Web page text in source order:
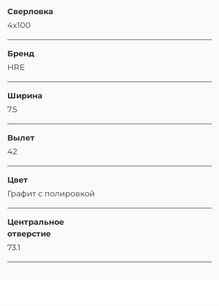
Сверловка
4x100
Бренд
HRE
Ширина
7.5
Вылет
42
Цвет
Графит с полировкой
Центральное
отверстие
73.1